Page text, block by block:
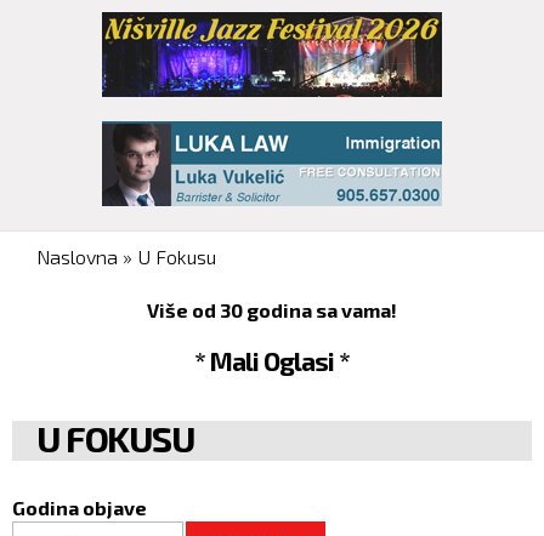
You are here
Naslovna » U Fokusu
Više od 30 godina sa vama!
* Mali Oglasi *
U FOKUSU
Godina objave